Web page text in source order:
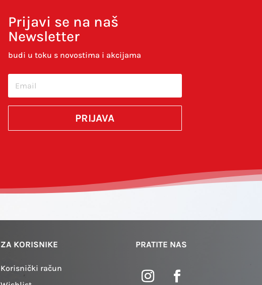
Prijavi se na naš
Newsletter
budi u toku s novostima i akcijama
PRIJAVA
ZA KORISNIKE
Korisnički račun
PRATITE NAS